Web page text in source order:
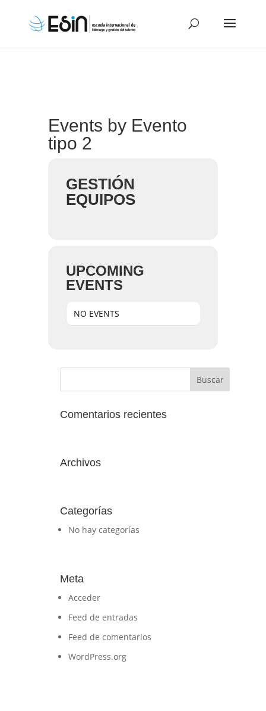
Events by Evento
tipo 2
GESTIÓN
EQUIPOS
UPCOMING
EVENTS
NO EVENTS
Comentarios recientes
Archivos
Categorías
No hay categorías
Meta
Acceder
Feed de entradas
Feed de comentarios
WordPress.org